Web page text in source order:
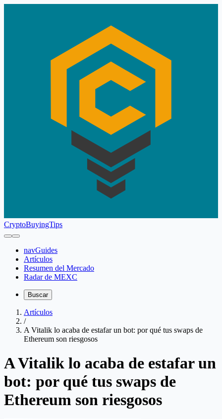
CryptoBuyingTips
navGuides
Artículos
Resumen del Mercado
Radar de MEXC
Buscar
Artículos
/
A Vitalik lo acaba de estafar un bot: por qué tus swaps de
Ethereum son riesgosos
A Vitalik lo acaba de estafar un
bot: por qué tus swaps de
Ethereum son riesgosos